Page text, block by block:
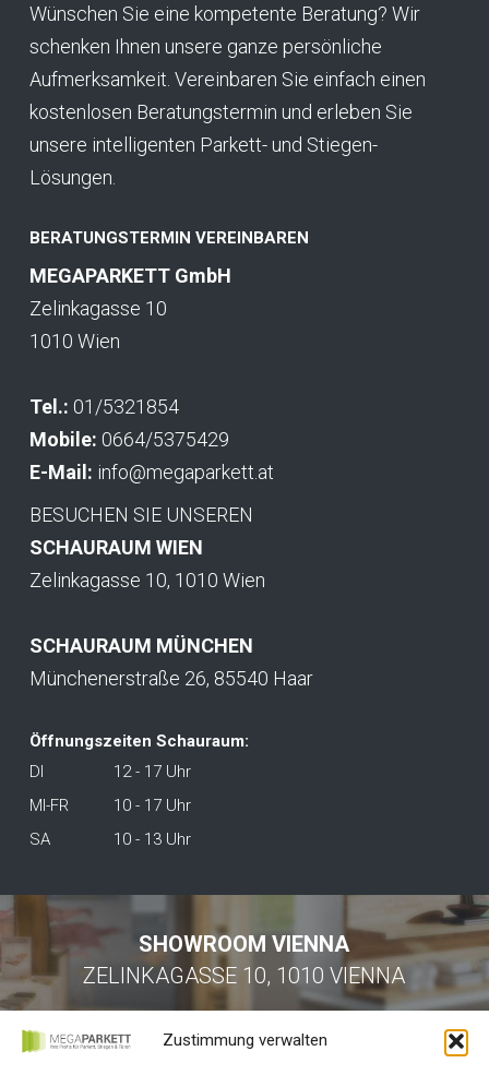
Zustimmung verwalten
Wünschen Sie eine kompetente Beratung? Wir
schenken Ihnen unsere ganze persönliche
Aufmerksamkeit. Vereinbaren Sie einfach einen
kostenlosen Beratungstermin und erleben Sie
unsere intelligenten Parkett- und Stiegen-
Lösungen.
BERATUNGSTERMIN VEREINBAREN
MEGAPARKETT GmbH
Zelinkagasse 10
1010 Wien
Tel.: 01/5321854
Mobile: 0664/5375429
E-Mail: info@megaparkett.at
BESUCHEN SIE UNSEREN
SCHAURAUM WIEN
Zelinkagasse 10, 1010 Wien
SCHAURAUM MÜNCHEN
Münchenerstraße 26, 85540 Haar
Öffnungszeiten Schauraum:
DI
12 - 17 Uhr
MI-FR
10 - 17 Uhr
SA
10 - 13 Uhr
SHOWROOM VIENNA
ZELINKAGASSE 10, 1010 VIENNA